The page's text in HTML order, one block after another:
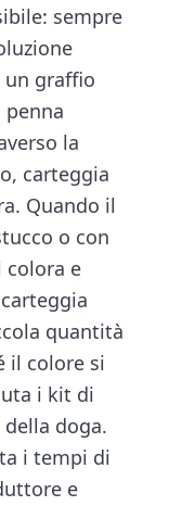
sempre
un graffio
penna
la
carteggia
Quando il
o con
colora e
quantità
il colore si
i kit di
doga.
i tempi di
e